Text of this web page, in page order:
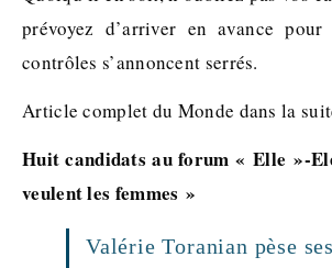
prévoyez d’arriver en avance
contrôles s’annoncent serrés.
Article complet du Monde dans la
Huit candidats au forum « Elle »-
veulent les femmes »
Valérie Toranian pèse